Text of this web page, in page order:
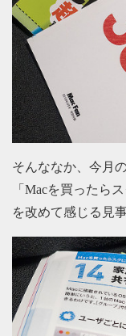
そんななか、今月
「Macを買ったら
を改めて感じる見